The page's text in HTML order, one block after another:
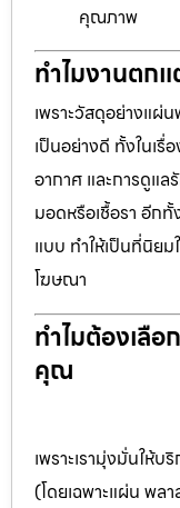
คุณภาพ
ทำไมงานตก
เพราะวัสดุอย่างแผ่
เป็นอย่างดี ทั้งในเ
อากาศ และการดูแล
มอดหรือเชื้อรา อีก
แบบ ทำให้เป็นที่นิย
โฆษณา
ทำไมต้องเลือ
คุณ
เพราะเรามุ่งมั่นให้
(โดยเฉพาะแผ่น พล